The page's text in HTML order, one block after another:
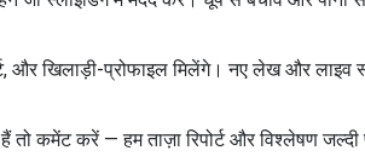
और खिलाड़ी-प्रोफाइल मिलेंगे। नए लेख और
तो कमेंट करें — हम ताज़ा रिपोर्ट और विश्लेषण